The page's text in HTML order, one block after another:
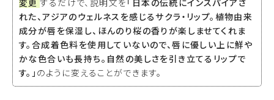
変更 するだけで、説明文を 「日本の伝統にインスパイアさ
れた、アジアのウェルネスを感じるサクラ・リップ。植物由来
成分が唇を保湿し、ほんのり桜の香りが楽しませてくれま
す。合成着色料を使用していないので、唇に優しい上に鮮や
かな色合いも長持ち。自然の美しさを引き立てるリップで
す。」 のように変えることができます。